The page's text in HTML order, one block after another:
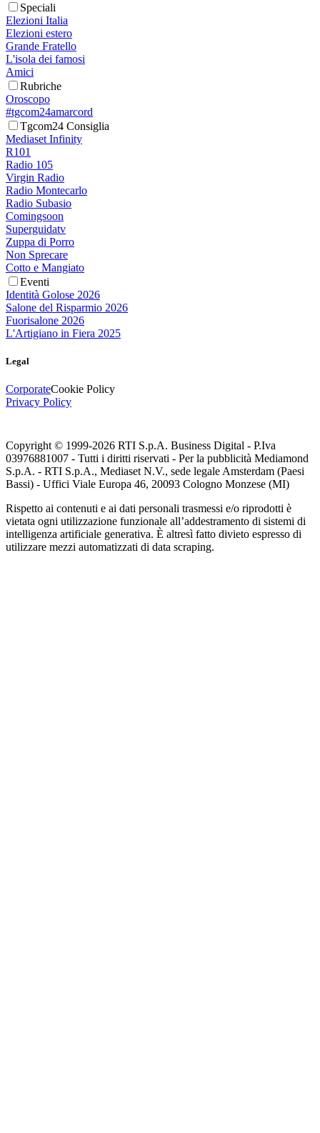
Speciali
Elezioni Italia
Elezioni estero
Grande Fratello
L'isola dei famosi
Amici
Rubriche
Oroscopo
#tgcom24amarcord
Tgcom24 Consiglia
Mediaset Infinity
R101
Radio 105
Virgin Radio
Radio Montecarlo
Radio Subasio
Comingsoon
Superguidatv
Zuppa di Porro
Non Sprecare
Cotto e Mangiato
Eventi
Identità Golose 2026
Salone del Risparmio 2026
Fuorisalone 2026
L'Artigiano in Fiera 2025
Legal
CorporateCookie Policy
Privacy Policy
Copyright © 1999-2026 RTI S.p.A. Business Digital - P.Iva
03976881007 - Tutti i diritti riservati - Per la pubblicità Mediamond
S.p.A. - RTI S.p.A., Mediaset N.V., sede legale Amsterdam (Paesi
Bassi) - Uffici Viale Europa 46, 20093 Cologno Monzese (MI)
Rispetto ai contenuti e ai dati personali trasmessi e/o riprodotti è
vietata ogni utilizzazione funzionale all’addestramento di sistemi di
intelligenza artificiale generativa. È altresì fatto divieto espresso di
utilizzare mezzi automatizzati di data scraping.